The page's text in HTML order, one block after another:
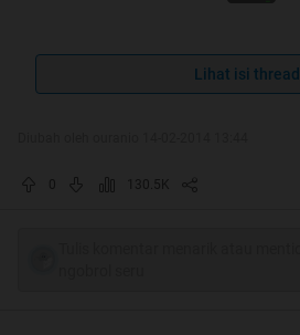
Lihat isi thread
0 130.5K